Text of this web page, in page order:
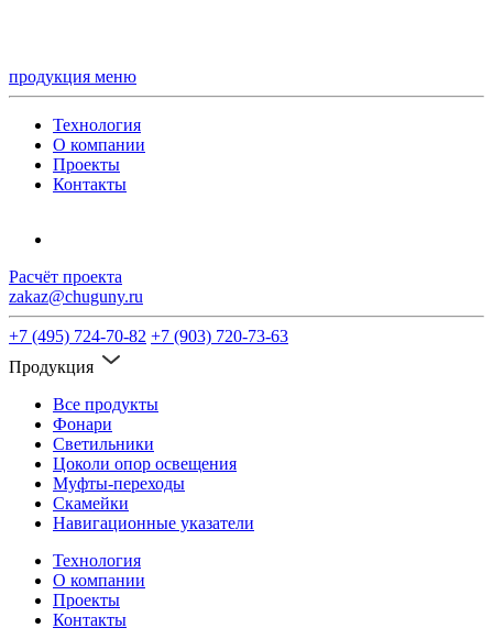
продукция меню
Технология
О компании
Проекты
Контакты
Расчёт проекта
zakaz@chuguny.ru
+7 (495) 724-70-82 +7 (903) 720-73-63
Продукция
Все продукты
Фонари
Светильники
Цоколи опор освещения
Муфты-переходы
Скамейки
Навигационные указатели
Технология
О компании
Проекты
Контакты